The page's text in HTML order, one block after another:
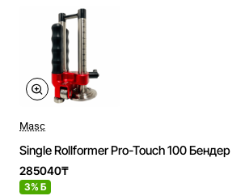
Masc
Single Rollformer Pro-Touch 100 Бендер
285040₸
3% Б